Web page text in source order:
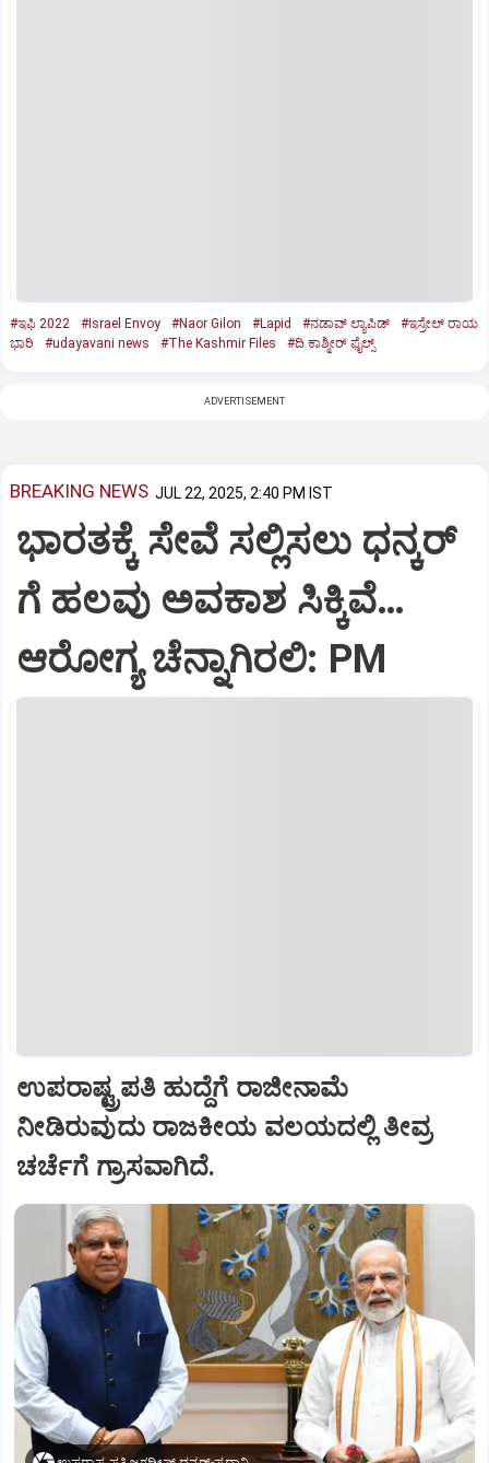
#ಇಫಿ 2022 #Israel Envoy #Naor Gilon #Lapid #ನಡಾವ್ ಲ್ಯಾಪಿಡ್
#ಇಸ್ರೇಲ್ ರಾಯ
ಭಾರಿ
#udayavani news #The Kashmir Files #ದಿ ಕಾಶ್ಮೀರ್ ಫೈಲ್ಸ್
ADVERTISEMENT
BREAKING NEWS JUL 22, 2025, 2:40 PM IST
ಭಾರತಕ್ಕೆ ಸೇವೆ ಸಲ್ಲಿಸಲು ಧನ್ಕರ್‌
ಗೆ ಹಲವು ಅವಕಾಶ ಸಿಕ್ಕಿವೆ…
ಆರೋಗ್ಯ ಚೆನ್ನಾಗಿರಲಿ: PM
ಉಪರಾಷ್ಟ್ರಪತಿ ಹುದ್ದೆಗೆ ರಾಜೀನಾಮೆ
ನೀಡಿರುವುದು ರಾಜಕೀಯ ವಲಯದಲ್ಲಿ ತೀವ್ರ
ಚರ್ಚೆಗೆ ಗ್ರಾಸವಾಗಿದೆ.